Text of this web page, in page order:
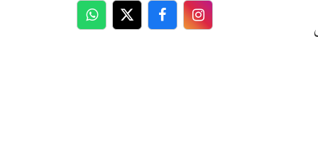
WhatsApp
TwitterFacebookFacebook